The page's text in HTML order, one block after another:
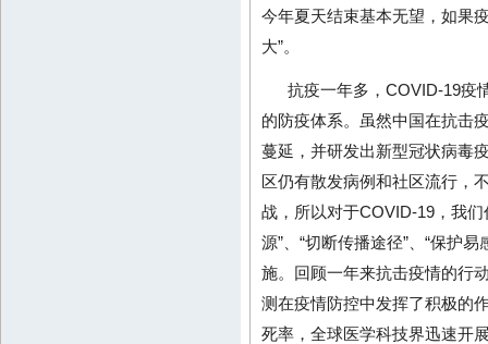
今年夏天结束基本无望，如果
大”。
抗疫一年多，COVID-19疫
的防疫体系。虽然中国在抗击
蔓延，并研发出新型冠状病毒
区仍有散发病例和社区流行，
战，所以对于COVID-19，我
源”、“切断传播途径”、“保护
施。回顾一年来抗击疫情的行
测在疫情防控中发挥了积极的
死率，全球医学科技界迅速开